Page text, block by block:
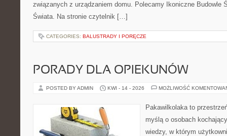
związanych z urządzaniem domu. Polecamy Ikoniczne Budowle
Świata. Na stronie czytelnik […]
CATEGORIES: BALUSTRADY I PORĘCZE
PORADY DLA OPIEKUNÓW
POSTED BY ADMIN KWI - 14 - 2026 MOŻLIWOŚĆ
Pakawilkolaka to
myślą o osobach
wiedzy, w którym